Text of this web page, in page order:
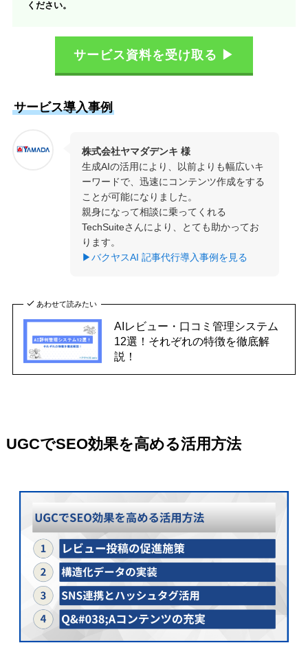
ください。
サービス資料を受け取る ▶
サービス導入事例
株式会社ヤマダデンキ 様
生成AIの活用により、以前よりも幅広いキ
ーワードで、迅速にコンテンツ作成をする
ことが可能になりました。
親身になって相談に乗ってくれる
TechSuiteさんにより、とても助かってお
ります。
▶バクヤスAI 記事代行導入事例を見る
あわせて読みたい
AIレビュー・口コミ管理システム
12選！それぞれの特徴を徹底解
説！
UGCでSEO効果を高める活用方法